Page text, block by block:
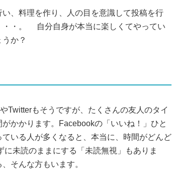
、料理を作り、人の目を意識して投稿を行
・・。 自分自身が本当に楽しくてやってい
か？
もそうですが、たくさんの友人のタイ
かかります。Facebookの「いいね！」ひと
いる人が多くなると、本当に、時間がどんど
未読のままにする「未読無視」もありま
そんな方もいます。